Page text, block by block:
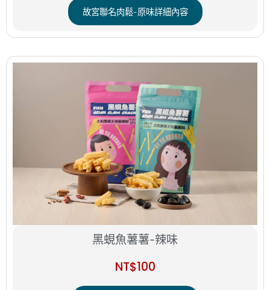
故宮聯名肉鬆-原味詳細內容
黑蜆魚薯薯-辣味
NT$100